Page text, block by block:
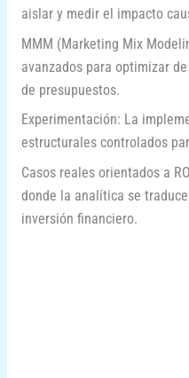
aislar y medir el impacto
MMM (Marketing Mix
avanzados para optimizar
de presupuestos.
Experimentación: La
estructurales controlados
Casos reales orientados a
donde la analítica se
inversión financiero.